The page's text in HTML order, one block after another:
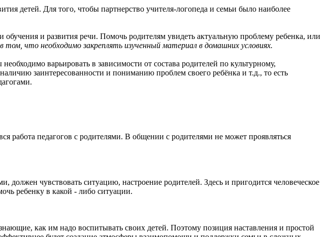
детей. Для того, чтобы партнерство учителя-логопеда и семьи было наиболее
и развития речи. Помочь родителям увидеть актуальную проблему ребенка, или
том, что необходимо закреплять изученный материал в домашних условиях.
варьировать в зависимости от состава родителей по культурному,
заинтересованности и пониманию проблем своего ребёнка и т.д., то есть
работа педагогов с родителями. В общении с родителями не может проявляться
должен чувствовать ситуацию, настроение родителей. Здесь и пригодится человеческое
ребенку в какой - либо ситуации.
как им надо воспитывать своих детей. Поэтому позиция наставления и простой